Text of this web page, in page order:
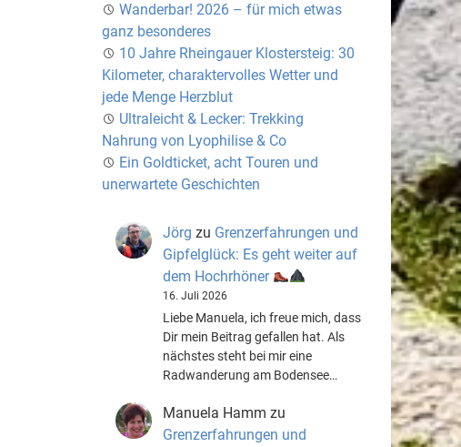
Wanderbar! 2026 – für mich etwas
ganz besonderes
10 Jahre Rheingauer Klostersteig: 30
Kilometer, charaktervolles Wetter und
jede Menge Herzblut
Ultraleicht & Lecker: Trekking
Nahrung von Lyophilise & Co
Ein Goldticket, acht Touren und
unerwartete Geschichten
Jörg zu Grenzerfahrungen und
Gipfelglück: Es geht weiter auf
dem Hochrhöner
16. Juli 2026
Liebe Manuela, ich freue mich, dass
Dir mein Beitrag gefallen hat. Als
nächstes steht bei mir eine
Radwanderung am Bodensee…
Manuela Hamm zu
Grenzerfahrungen und